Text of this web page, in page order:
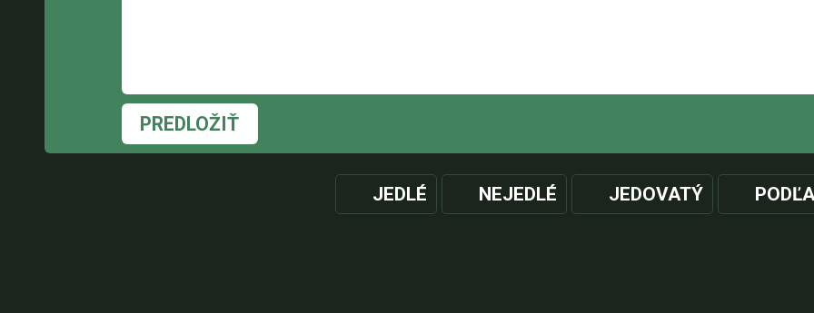
PREDLOŽIŤ
JEDLÉ NEJEDLÉ JEDOVATÝ